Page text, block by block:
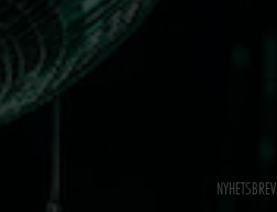
NYHETSBREV